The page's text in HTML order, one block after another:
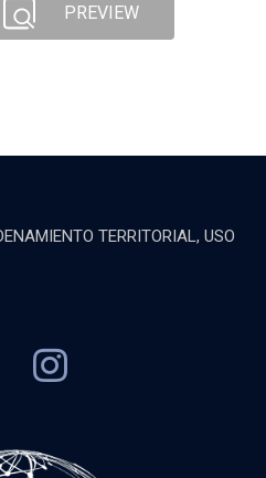
PREVIEW
TERRITORIAL, USO